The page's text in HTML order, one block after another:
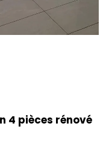
4 pièces rénové